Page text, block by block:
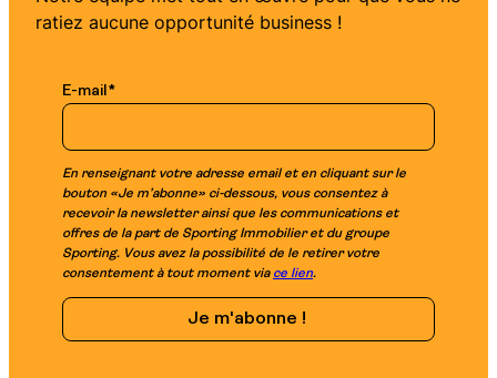
ratiez aucune opportunité business !
E-mail *
En renseignant votre adresse email et en cliquant sur le
bouton «Je m’abonne» ci-dessous, vous consentez à
recevoir la newsletter ainsi que les communications et
offres de la part de Sporting Immobilier et du groupe
Sporting. Vous avez la possibilité de le retirer votre
consentement à tout moment via ce lien.